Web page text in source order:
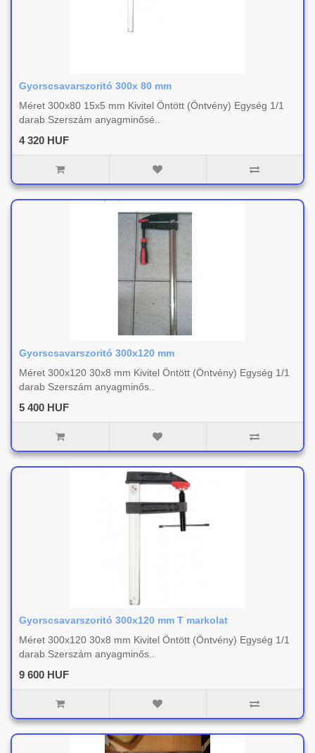
Gyorscsavarszoritó 300x 80 mm
Méret 300x80 15x5 mm Kivitel Öntött (Öntvény) Egység 1/1
darab Szerszám anyagminősé..
4 320 HUF
Gyorscsavarszoritó 300x120 mm
Méret 300x120 30x8 mm Kivitel Öntött (Öntvény) Egység 1/1
darab Szerszám anyagminős..
5 400 HUF
Gyorscsavarszoritó 300x120 mm T markolat
Méret 300x120 30x8 mm Kivitel Öntött (Öntvény) Egység 1/1
darab Szerszám anyagminős..
9 600 HUF